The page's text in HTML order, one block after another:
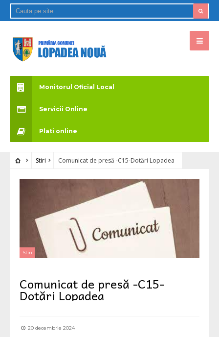
Monitorul Oficial Local
Servicii Online
Plati online
Stiri Comunicat de presă -C15-Dotări Lopadea
Stiri
Comunicat de presă -C15-
Dotări Lopadea
20 decembrie 2024